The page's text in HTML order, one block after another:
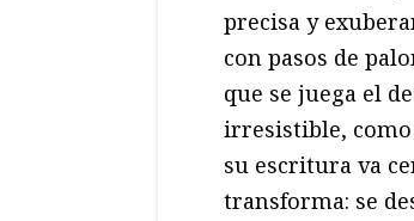
precisa y
con pasos de
que se juega el
irresistible,
su escritura va
transforma: se